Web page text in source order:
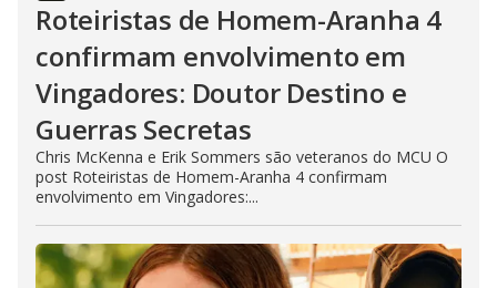
Roteiristas de Homem-Aranha 4
confirmam envolvimento em
Vingadores: Doutor Destino e
Guerras Secretas
Chris McKenna e Erik Sommers são veteranos do MCU O
post Roteiristas de Homem-Aranha 4 confirmam
envolvimento em Vingadores:...